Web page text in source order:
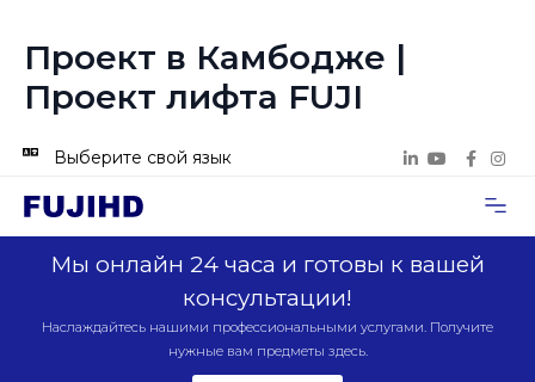
Проект в Камбодже |
Проект лифта FUJI
Выберите свой язык
Мы онлайн 24 часа и готовы к вашей
консультации!
Наслаждайтесь нашими профессиональными услугами. Получите
нужные вам предметы здесь.